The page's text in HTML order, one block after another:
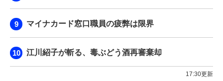
マイナカード窓口職員の疲弊は限界
江川紹子が斬る、毒ぶどう酒再審棄却
17:30更新